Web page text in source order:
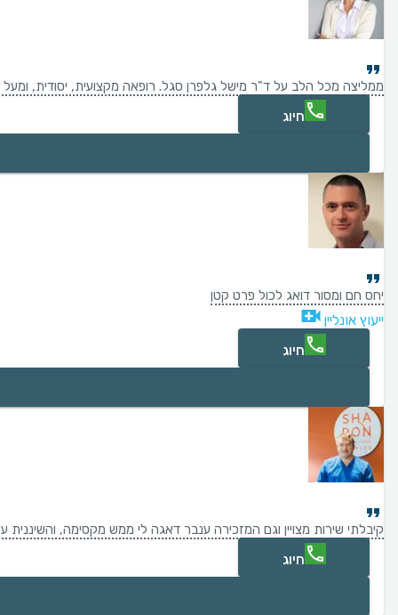
ממליצה מכל הלב על ד"ר מישל גלפרן סגל. רופאה מקצועית, יסודית,
חיוג
יחס חם ומסור דואג לכול פרט קטן
ייעוץ אונליין
חיוג
קיבלתי שירות מצויין וגם המזכירה ענבר דאגה לי ממש מקסימה, והשיננית
חיוג